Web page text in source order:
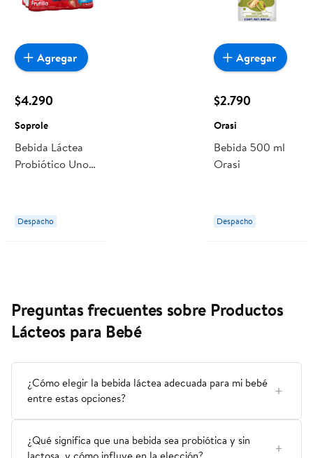
$4.290
Soprole
Bebida Láctea
Probiótico Uno
80 ml c/u
Soprole
Despacho
Agregar
$2.790
Orasi
Bebida 500 ml
Orasi
Despacho
Agregar
Preguntas frecuentes sobre Productos
Lácteos para Bebé
¿Cómo elegir la bebida láctea adecuada para mi bebé
entre estas opciones?
¿Qué significa que una bebida sea probiótica y sin